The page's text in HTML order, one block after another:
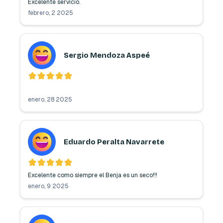
Excelente servicio.
febrero, 2 2025
Sergio Mendoza Aspeé
enero, 28 2025
Eduardo Peralta Navarrete
Excelente como siempre el Benja es un seco!!!
enero, 9 2025